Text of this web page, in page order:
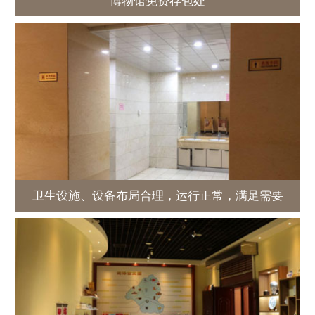
卫生设施、设备布局合理，运行正常，满足需要